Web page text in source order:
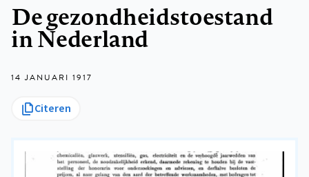
De gezondheidstoestand
in Nederland
14 JANUARI 1917
Citeren